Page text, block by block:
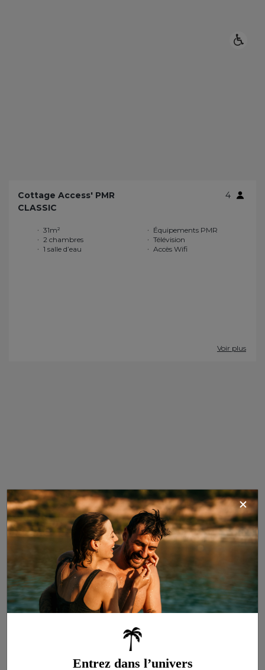
Cottage Access' PMR
4
CLASSIC
31m²
2 chambres
1 salle d’eau
Équipements PMR
Télévision
Accès Wifi
Voir plus
Cottage Dune
CONFORT
24m²
2 chambres
1 salle d’eau
Télévision
Lave-vaisselle
Accès Wifi
Entrez dans l’univers